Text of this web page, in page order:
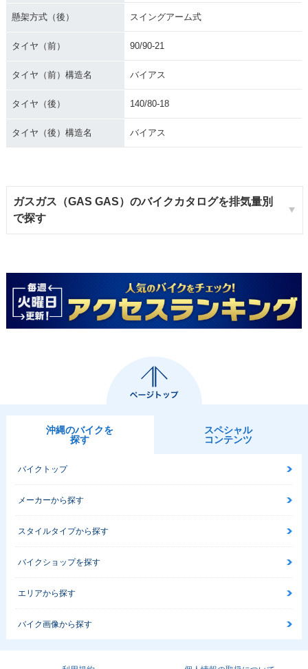
懸架方式（後） スイングアーム式
タイヤ（前） 90/90-21
タイヤ（前）構造名 バイアス
タイヤ（後） 140/80-18
タイヤ（後）構造名 バイアス
ガスガス（GAS GAS）のバイクカタログを排気量別
で探す
沖縄のバイクを
探す
スペシャル
コンテンツ
バイクトップ
メーカーから探す
スタイルタイプから探す
バイクショップを探す
エリアから探す
バイク画像から探す